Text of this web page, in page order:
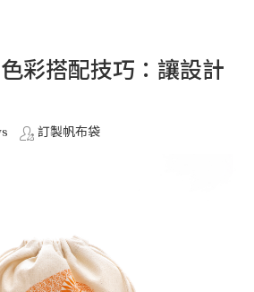
彩搭配技巧：讓設計
訂製帆布袋